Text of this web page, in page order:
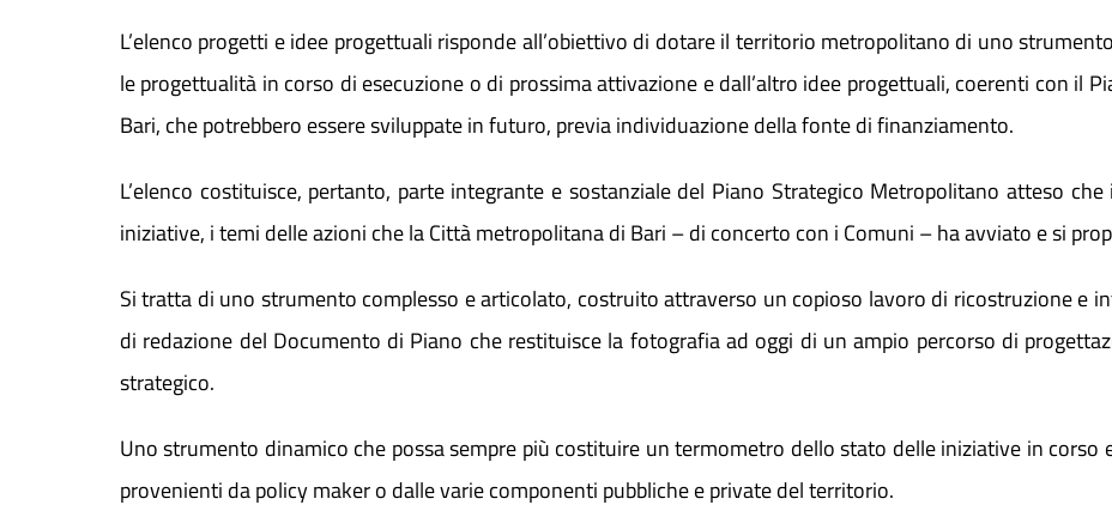
L’elenco progetti e idee progettuali risponde all’obiettivo di dotare il territorio metropolitano di uno
le progettualità in corso di esecuzione o di prossima attivazione e dall’altro idee progettuali, coerenti con il
Bari, che potrebbero essere sviluppate in futuro, previa individuazione della fonte di finanziamento.
L’elenco costituisce, pertanto, parte integrante e sostanziale del Piano Strategico Metropolitano atteso
iniziative, i temi delle azioni che la Città metropolitana di Bari – di concerto con i Comuni – ha avviato e si
Si tratta di uno strumento complesso e articolato, costruito attraverso un copioso lavoro di ricostruzione e
di redazione del Documento di Piano che restituisce la fotografia ad oggi di un ampio percorso di
strategico.
Uno strumento dinamico che possa sempre più costituire un termometro dello stato delle iniziative in
provenienti da policy maker o dalle varie componenti pubbliche e private del territorio.